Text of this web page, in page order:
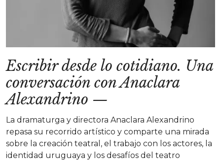
Escribir desde lo cotidiano. Una
conversación con Anaclara
Alexandrino —
La dramaturga y directora Anaclara Alexandrino
repasa su recorrido artístico y comparte una mirada
sobre la creación teatral, el trabajo con los actores, la
identidad uruguaya y los desafíos del teatro